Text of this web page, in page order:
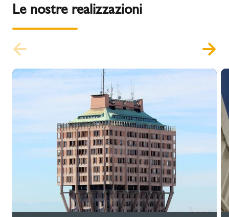
Le nostre realizzazioni